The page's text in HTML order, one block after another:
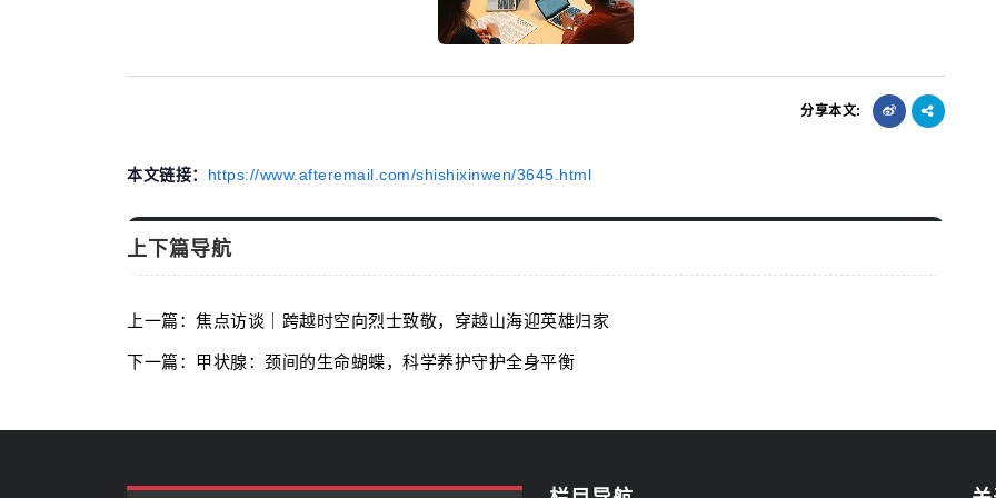
分享本文:
本文链接： https://www.afteremail.com/shishixinwen/3645.html
上下篇导航
上一篇：焦点访谈｜跨越时空向烈士致敬，穿越山海迎英雄归家
下一篇：甲状腺：颈间的生命蝴蝶，科学养护守护全身平衡